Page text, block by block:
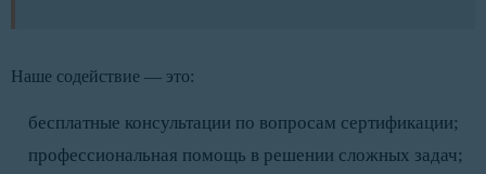
Наше содействие — это:
бесплатные консультации по вопросам сертификации;
профессиональная помощь в решении сложных задач;